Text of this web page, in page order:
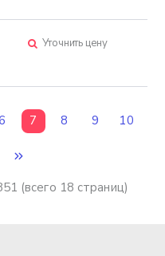
Уточнить цену
7 8 9 10
(всего 18 страниц)